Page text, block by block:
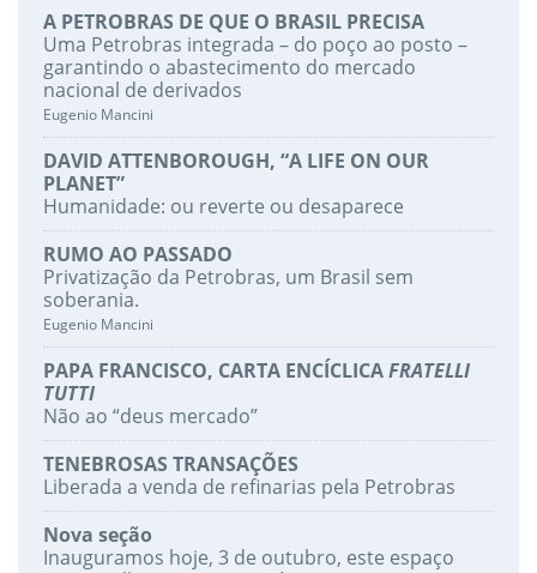
A PETROBRAS DE QUE O BRASIL PRECISA
Uma Petrobras integrada – do poço ao posto –
garantindo o abastecimento do mercado
nacional de derivados
Eugenio Mancini
DAVID ATTENBOROUGH, “A LIFE ON OUR
PLANET”
Humanidade: ou reverte ou desaparece
RUMO AO PASSADO
Privatização da Petrobras, um Brasil sem
soberania.
Eugenio Mancini
PAPA FRANCISCO, CARTA ENCÍCLICAFRATELLI
TUTTI
Não ao “deus mercado”
TENEBROSAS TRANSAÇÕES
Liberada a venda de refinarias pela Petrobras
Nova seção
Inauguramos hoje, 3 de outubro, este espaço